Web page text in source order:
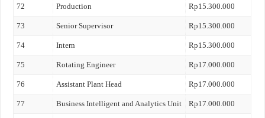
72 Production Rp15.300.000
73 Senior Supervisor Rp15.300.000
74 Intern Rp15.300.000
75 Rotating Engineer Rp17.000.000
76 Assistant Plant Head Rp17.000.000
77 Business Intelligent and Analytics Unit Rp17.000.000